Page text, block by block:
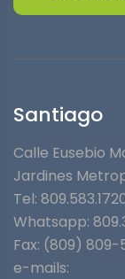
Santiago
Calle Eusebio
Jardines
Tel:
Whatsapp:
Fax: (809)
e-mails: